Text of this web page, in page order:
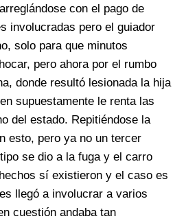
con el pago de
involucradas pero el guiador
solo para que minutos
pero ahora por el rumbo
donde resultó lesionada la hija
supuestamente le renta las
del estado. Repitiéndose la
esto, pero ya no un tercer
se dio a la fuga y el carro
sí existieron y el caso es
llegó a involucrar a varios
cuestión andaba tan